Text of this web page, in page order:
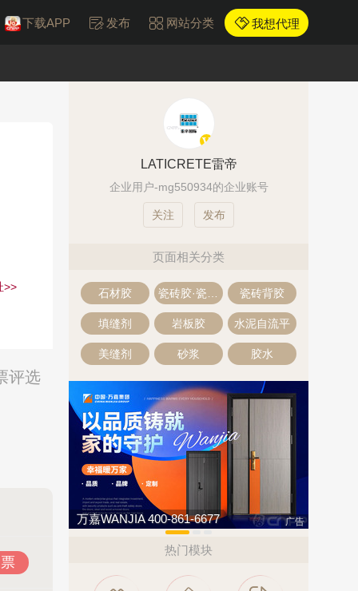
下载APP 发布 网站分类 我想代理
>>
评选
LATICRETE雷帝
企业用户-mg550934的企业账号
发布
页面相关分类
石材胶 瓷砖背胶
填缝剂 岩板胶 水泥自流平
美缝剂 砂浆 胶水
亚通Aton 400-636-1218 广告
热门模块